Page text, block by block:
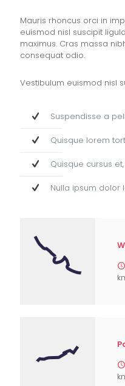
Mauris rhoncus orci in
euismod nisl suscipit
maximus. Cras massa
consequat odio.
Vestibulum euismod nisl
Suspendisse a
Quisque lorem
Quisque cursus
Nulla ipsum dolor